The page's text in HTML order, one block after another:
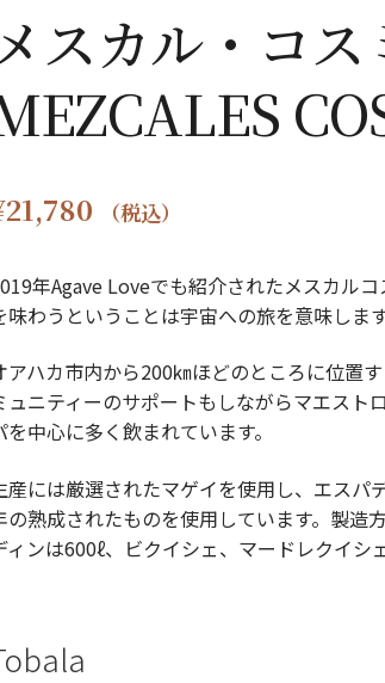
スカル・コ
21,780 （税込）
年Agave Loveでも紹介されたメスカル
味わうということは宇宙への旅を意味します
アハカ市内から200㎞ほどのところに位置
ュニティーのサポートもしながらマエスト
を中心に多く飲まれています。
産には厳選されたマゲイを使用し、エスパ
の熟成されたものを使用しています。製造
ィンは600ℓ、ビクイシェ、マードレクイシ